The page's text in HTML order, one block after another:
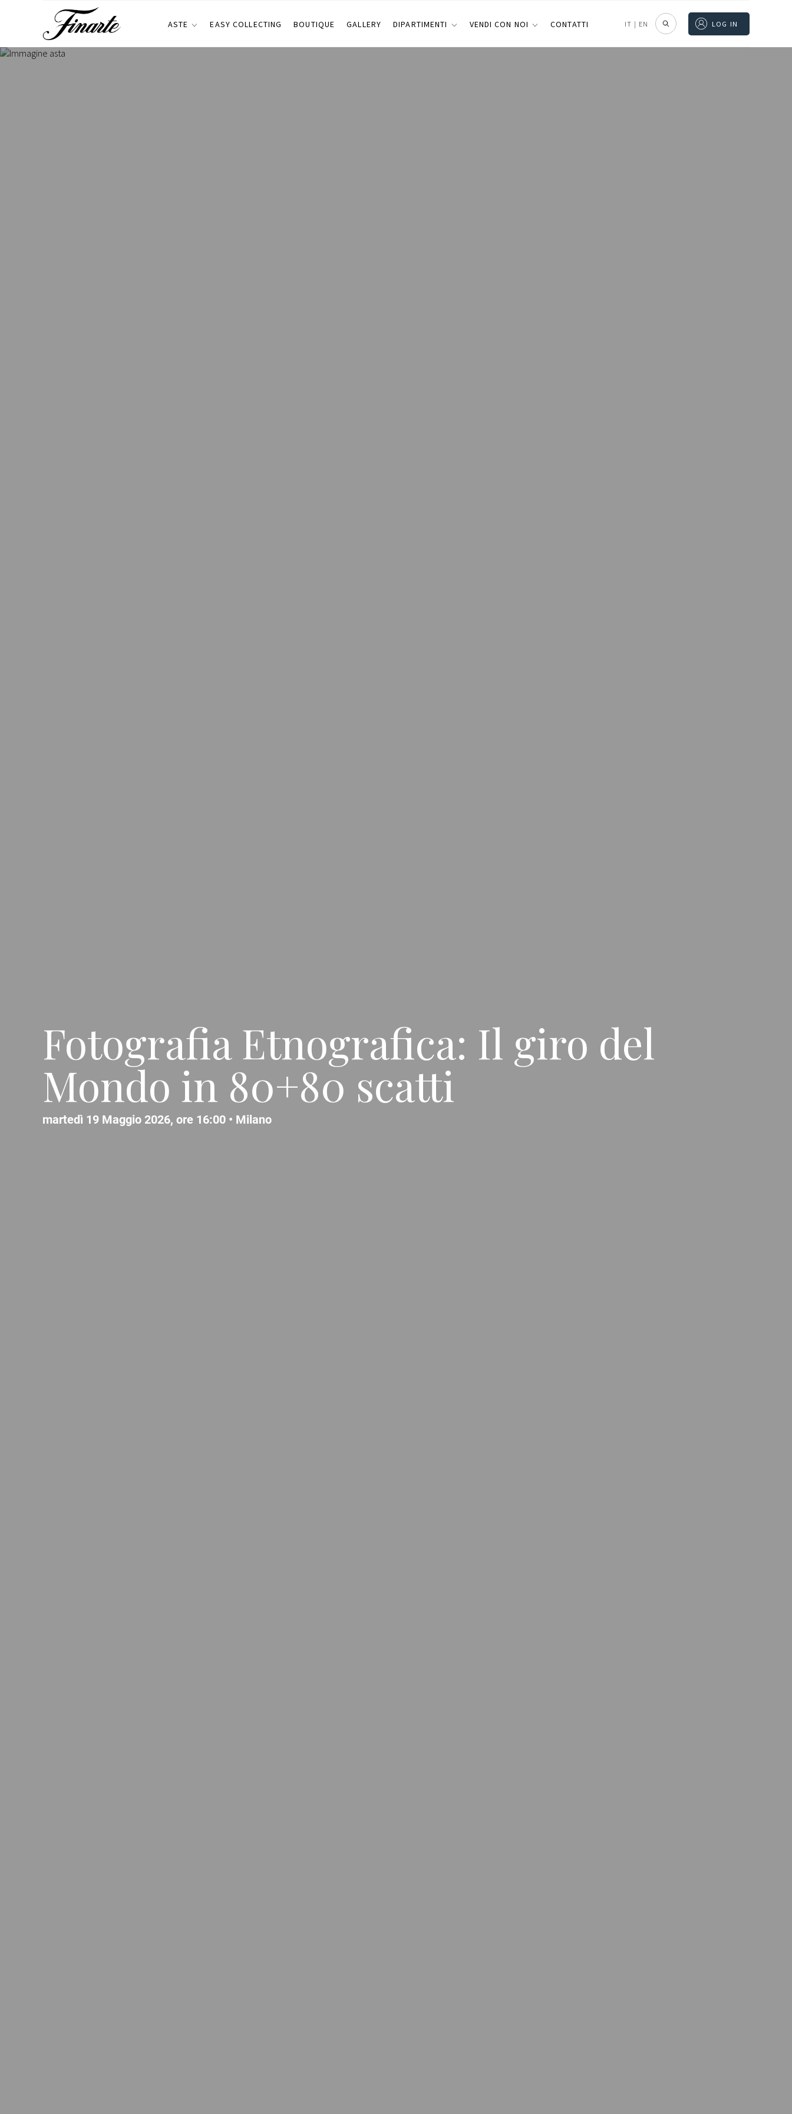
ASTE EASY COLLECTING BOUTIQUE GALLERY DIPARTIMENTI VENDI CON NOI CONTATTI IT | EN LOG IN
Fotografia Etnografica: Il giro del
Mondo in 80+80 scatti
martedì 19 Maggio 2026, ore 16:00 • Milano